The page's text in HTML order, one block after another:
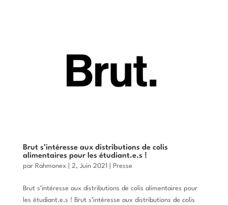
Brut s’intéresse aux distributions de colis
alimentaires pour les étudiant.e.s !
par Rahmonex| 2, Juin 2021 Presse
Brut s’intéresse aux distributions de colis alimentaires pour
les étudiant.e.s ! Brut s’intéresse aux distributions de colis